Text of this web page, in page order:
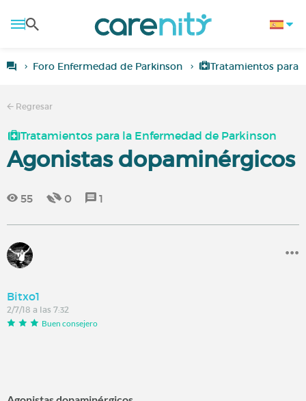
Foro Enfermedad de Parkinson Tratamientos para
Regresar
Tratamientos para la Enfermedad de Parkinson
Agonistas dopaminérgicos
55 0 1
Bitxo1
2/7/18 a las 7:32
Buen consejero